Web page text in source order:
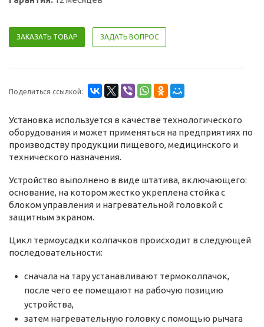
ЗАКАЗАТЬ ТОВАР ЗАДАТЬ ВОПРОС
Поделиться ссылкой:
Установка используется в качестве технологического
оборудования и может применяться на предприятиях по
производству продукции пищевого, медицинского и
технического назначения.
Устройство выполнено в виде штатива, включающего:
основание, на котором жестко укреплена стойка с
блоком управления и нагревательной головкой с
защитным экраном.
Цикл термоусадки колпачков происходит в следующей
последовательности:
сначала на тару устанавливают термоколпачок,
после чего ее помещают на рабочую позицию
устройства,
затем нагревательную головку с помощью рычага